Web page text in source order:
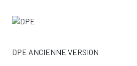
DPE ANCIENNE VERSION